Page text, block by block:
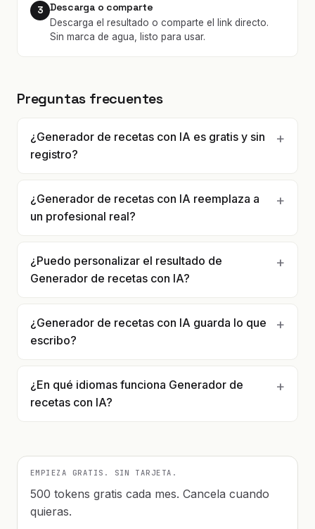
3 Descarga o comparte
Descarga el resultado o comparte el link directo.
Sin marca de agua, listo para usar.
Preguntas frecuentes
¿Generador de recetas con IA es gratis y sin
registro?
¿Generador de recetas con IA reemplaza a
un profesional real?
¿Puedo personalizar el resultado de
Generador de recetas con IA?
¿Generador de recetas con IA guarda lo que
escribo?
¿En qué idiomas funciona Generador de
recetas con IA?
EMPIEZA GRATIS. SIN TARJETA.
500 tokens gratis cada mes. Cancela cuando
quieras.